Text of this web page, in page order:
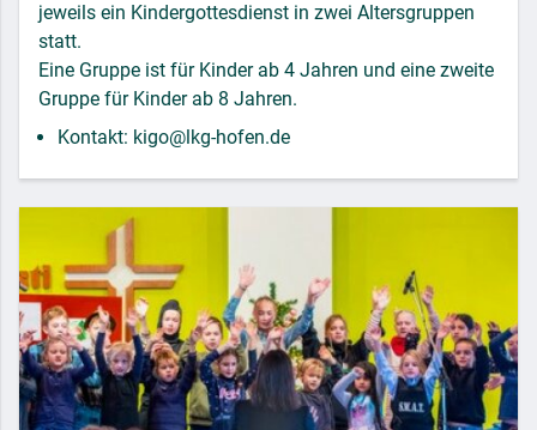
jeweils ein Kindergottesdienst in zwei Altersgruppen
statt.
Eine Gruppe ist für Kinder ab 4 Jahren und eine zweite
Gruppe für Kinder ab 8 Jahren.
Kontakt: kigo@lkg-hofen.de